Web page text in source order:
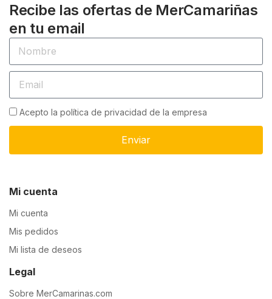
Recibe las ofertas de MerCamariñas
en tu email
Acepto la política de privacidad de la empresa
Enviar
Mi cuenta
Mi cuenta
Mis pedidos
Mi lista de deseos
Legal
Sobre MerCamarinas.com